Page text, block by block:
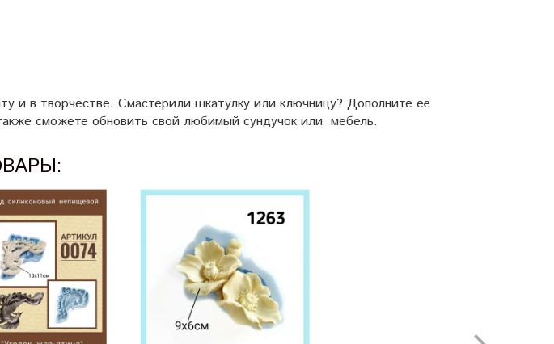
и в творчестве. Смастерили шкатулку или ключницу? Дополните её
сможете обновить свой любимый сундучок или мебель.